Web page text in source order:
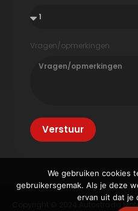
Vragen/opmerkingen
Verstuur
Copyright © 2024 Autostrada
We gebruiken cookies
gebruikersgemak. Als je deze
ervan uit dat je